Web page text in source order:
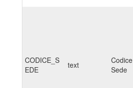
CODICE_S
EDE
text
Codice
Sede